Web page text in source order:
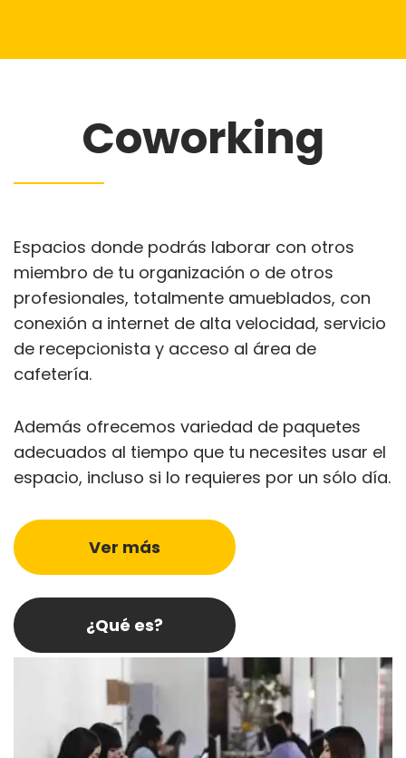
Coworking
Espacios donde podrás laborar con otros
miembro de tu organización o de otros
profesionales, totalmente amueblados, con
conexión a internet de alta velocidad, servicio
de recepcionista y acceso al área de
cafetería.
Además ofrecemos variedad de paquetes
adecuados al tiempo que tu necesites usar el
espacio, incluso si lo requieres por un sólo día.
Ver más
¿Qué es?